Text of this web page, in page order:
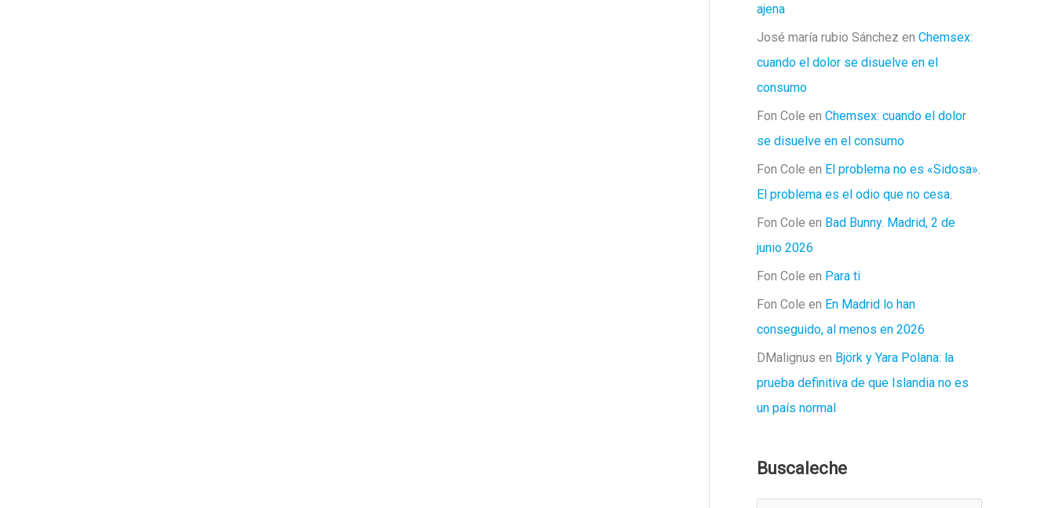
ajena
José maría rubio Sánchez en Chemsex:
cuando el dolor se disuelve en el
consumo
Fon Cole en Chemsex: cuando el dolor
se disuelve en el consumo
Fon Cole en El problema no es «Sidosa».
El problema es el odio que no cesa.
Fon Cole en Bad Bunny. Madrid, 2 de
junio 2026
Fon Cole en Para ti
Fon Cole en En Madrid lo han
conseguido, al menos en 2026
DMalignus en Björk y Yara Polana: la
prueba definitiva de que Islandia no es
un país normal
Buscaleche